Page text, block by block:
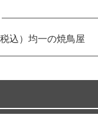
込）均一の焼鳥屋